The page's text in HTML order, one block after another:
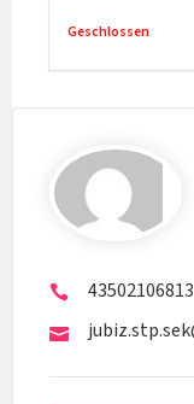
Geschlossen
43502106813